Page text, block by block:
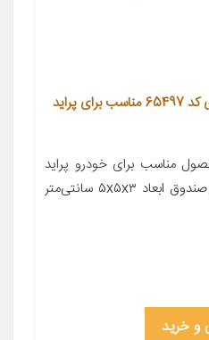
سوئیچ و قفل صندوق نصیری کد 65497 مناسب برای پراید
مناسب برای خودرو پراید
ویژگی‌های قفل خودرو قفل صندوق ابعاد ۵x۵x۳ سانتی‌متر
و خرید